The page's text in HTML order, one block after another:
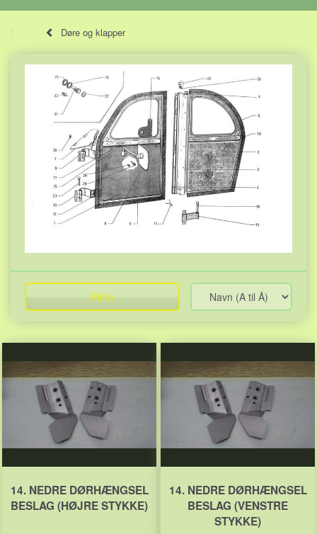
Døre og klapper
Filtre
14. NEDRE DØRHÆNGSEL
BESLAG (HØJRE STYKKE)
14. NEDRE DØRHÆNGSEL
BESLAG (VENSTRE
STYKKE)